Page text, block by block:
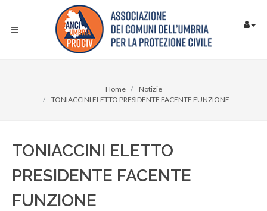
Home
Notizie
TONIACCINI ELETTO PRESIDENTE FACENTE FUNZIONE
TONIACCINI ELETTO
PRESIDENTE FACENTE
FUNZIONE